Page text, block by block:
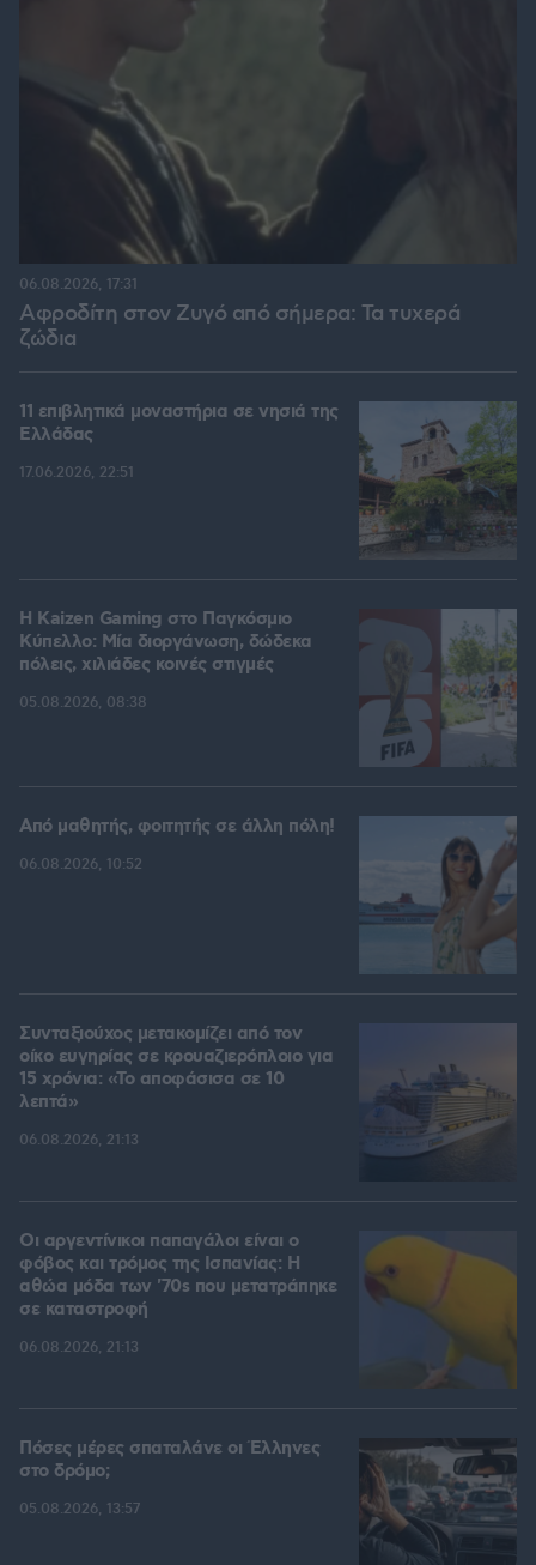
Αφροδίτη στον Ζυγό από σήμερα: Τα τυχερά
ζώδια
06.08.2026, 17:31
11 επιβλητικά μοναστήρια σε νησιά της
Ελλάδας
17.06.2026, 22:51
H Kaizen Gaming στο Παγκόσμιο
Kύπελλο: Μία διοργάνωση, δώδεκα
πόλεις, χιλιάδες κοινές στιγμές
05.08.2026, 08:38
Από μαθητής, φοιτητής σε άλλη πόλη!
06.08.2026, 10:52
Συνταξιούχος μετακομίζει από τον
οίκο ευγηρίας σε κρουαζιερόπλοιο για
15 χρόνια: «Το αποφάσισα σε 10
λεπτά»
06.08.2026, 21:13
Οι αργεντίνικοι παπαγάλοι είναι ο
φόβος και τρόμος της Ισπανίας: Η
αθώα μόδα των '70s που μετατράπηκε
σε καταστροφή
06.08.2026, 21:13
Πόσες μέρες σπαταλάνε οι Έλληνες
στο δρόμο;
05.08.2026, 13:57